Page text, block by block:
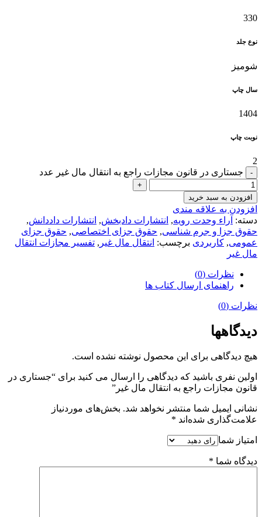
330
نوع جلد
شومیز
سال چاپ
1404
نوبت چاپ
2
جستاری در قانون مجازات راجع به انتقال مال غیر عدد
افزودن به سبد خرید
افزودن به علاقه مندی
دسته: آراء وحدت رویه, انتشارات دادبخش, انتشارات داددانش,
حقوق جزا و جرم شناسی, حقوق جزای اختصاصی, حقوق جزای
عمومی, کاربردی برچسب: انتقال مال غیر , تفسیر مجازات انتقال
مال غیر
نظرات (0)
راهنمای ارسال کتاب ها
نظرات (0)
دیدگاهها
هیچ دیدگاهی برای این محصول نوشته نشده است.
اولین نفری باشید که دیدگاهی را ارسال می کنید برای “جستاری در
قانون مجازات راجع به انتقال مال غیر”
نشانی ایمیل شما منتشر نخواهد شد. بخش‌های موردنیاز
علامت‌گذاری شده‌اند *
امتیاز شما
دیدگاه شما *